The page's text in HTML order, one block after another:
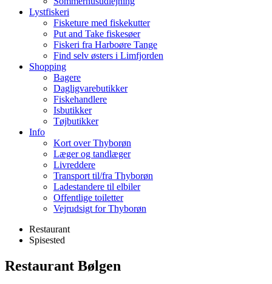
Lystfiskeri
Fisketure med fiskekutter
Put and Take fiskesøer
Fiskeri fra Harboøre Tange
Find selv østers i Limfjorden
Shopping
Bagere
Dagligvarebutikker
Fiskehandlere
Isbutikker
Tøjbutikker
Info
Kort over Thyborøn
Læger og tandlæger
Livreddere
Transport til/fra Thyborøn
Ladestandere til elbiler
Offentlige toiletter
Vejrudsigt for Thyborøn
CategoriesRestaurant
Spisested
Restaurant Bølgen